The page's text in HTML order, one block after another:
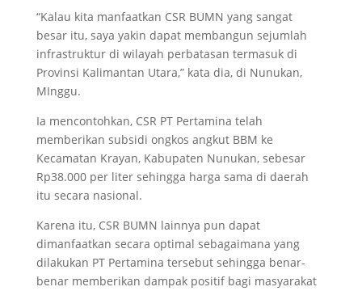
“Kalau kita manfaatkan CSR BUMN yang sangat
besar itu, saya yakin dapat membangun sejumlah
infrastruktur di wilayah perbatasan termasuk di
Provinsi Kalimantan Utara,” kata dia, di Nunukan,
MInggu.
Ia mencontohkan, CSR PT Pertamina telah
memberikan subsidi ongkos angkut BBM ke
Kecamatan Krayan, Kabupaten Nunukan, sebesar
Rp38.000 per liter sehingga harga sama di daerah
itu secara nasional.
Karena itu, CSR BUMN lainnya pun dapat
dimanfaatkan secara optimal sebagaimana yang
dilakukan PT Pertamina tersebut sehingga benar-
benar memberikan dampak positif bagi masyarakat